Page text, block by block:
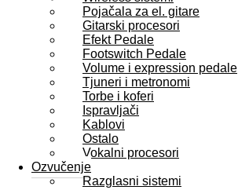
Pojačala za el. gitare
Gitarski procesori
Efekt Pedale
Footswitch Pedale
Volume i expression pedale
Tjuneri i metronomi
Torbe i koferi
Ispravljači
Kablovi
Ostalo
Vokalni procesori
Ozvučenje
Razglasni sistemi